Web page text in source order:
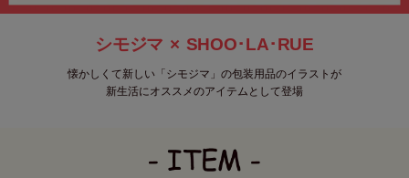
シモジマ × SHOO･LA･RUE
懐かしくて新しい「シモジマ」の包装用品のイラストが
新生活にオススメのアイテムとして登場